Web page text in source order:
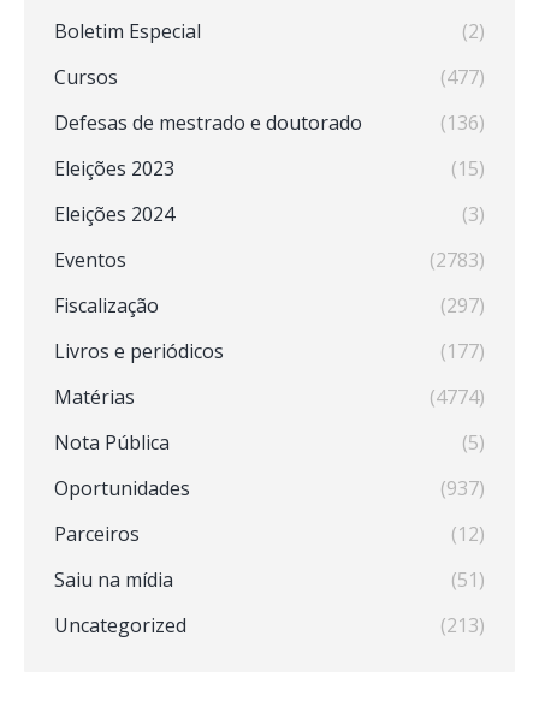
Boletim Especial
(2)
Cursos
(477)
Defesas de mestrado e doutorado
(136)
Eleições 2023
(15)
Eleições 2024
(3)
Eventos
(2783)
Fiscalização
(297)
Livros e periódicos
(177)
Matérias
(4774)
Nota Pública
(5)
Oportunidades
(937)
Parceiros
(12)
Saiu na mídia
(51)
Uncategorized
(213)